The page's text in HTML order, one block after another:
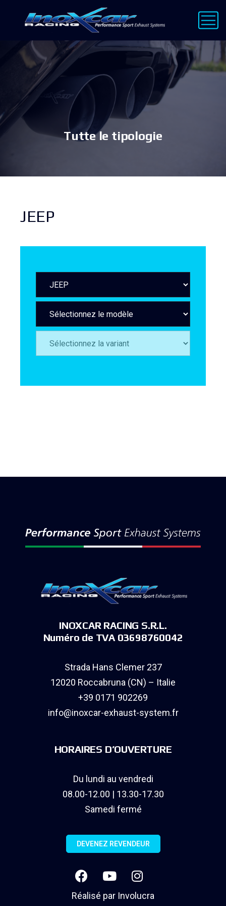
Tutte le tipologie
JEEP
INOXCAR RACING S.R.L.
Numéro de TVA 03698760042
Strada Hans Clemer 237
12020 Roccabruna (CN) – Italie
+39 0171 902269
info@inoxcar-exhaust-system.fr
HORAIRES D’OUVERTURE
Du lundi au vendredi
08.00-12.00 | 13.30-17.30
Samedi fermé
DEVENEZ REVENDEUR
Réalisé par Involucra